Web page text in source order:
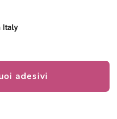
Italy
adesivi